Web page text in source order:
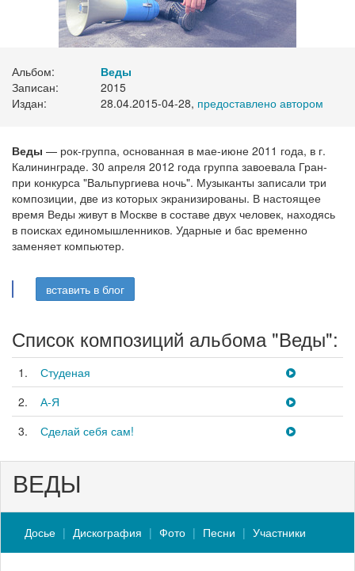
Альбом:
Веды
Записан:
2015
Издан:
28.04.2015-04-28, предоставлено автором
Веды — рок-группа, основанная в мае-июне 2011 года, в г.
Калининграде. 30 апреля 2012 года группа завоевала Гран-
при конкурса "Вальпургиева ночь". Музыканты записали три
композиции, две из которых экранизированы. В настоящее
время Веды живут в Москве в составе двух человек, находясь
в поисках единомышленников. Ударные и бас временно
заменяет компьютер.
вставить в блог
Список композиций альбома "Веды":
1.
Студеная
2.
А-Я
3.
Сделай себя сам!
ВЕДЫ
Досье Дискография Фото Песни Участники